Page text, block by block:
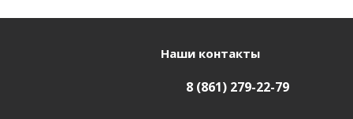
Наши контакты
8 (861) 279-22-79